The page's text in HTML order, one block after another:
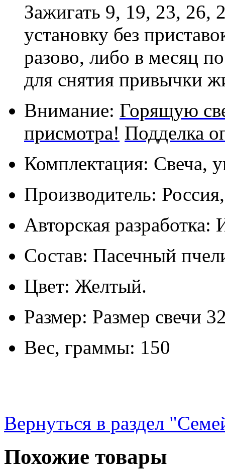
Зажигать 9, 19, 23, 26,
установку без
разово, либо в месяц
для снятия привычки
Внимание: Горящую
присмотра! Подделка
Комплектация: Свеча,
Производитель:
Авторская
Состав: Пасечный
Цвет: Желтый.
Размер: Размер свечи
Вес, граммы: 150
Вернуться в раздел
Похожие товары